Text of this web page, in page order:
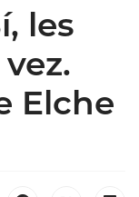
les
Elche